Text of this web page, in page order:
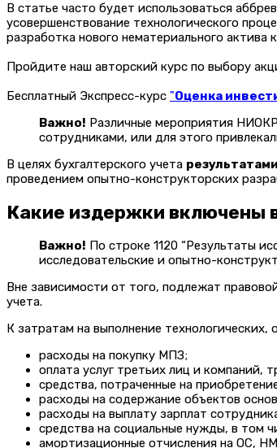
В статье часто будет использоваться
усовершенствование технологического
разработка нового нематериального
Пройдите наш авторский курс по выбору
Бесплатный Экспресс-курс "Оценка
Важно! Различные мероприятия
сотрудниками, или для этого
В целях бухгалтерского учета
проведением опытно-конструкторских
Какие издержки включены
Важно! По строке 1120 “Результаты
исследовательские и опытно-
Вне зависимости от того, подлежат
учета.
К затратам на выполнение
расходы на покупку МПЗ;
оплата услуг третьих лиц и компаний,
средства, потраченные на
расходы на содержание объектов
расходы на выплату зарплат
средства на социальные нужды, в том
амортизационные отчисления на ОС,